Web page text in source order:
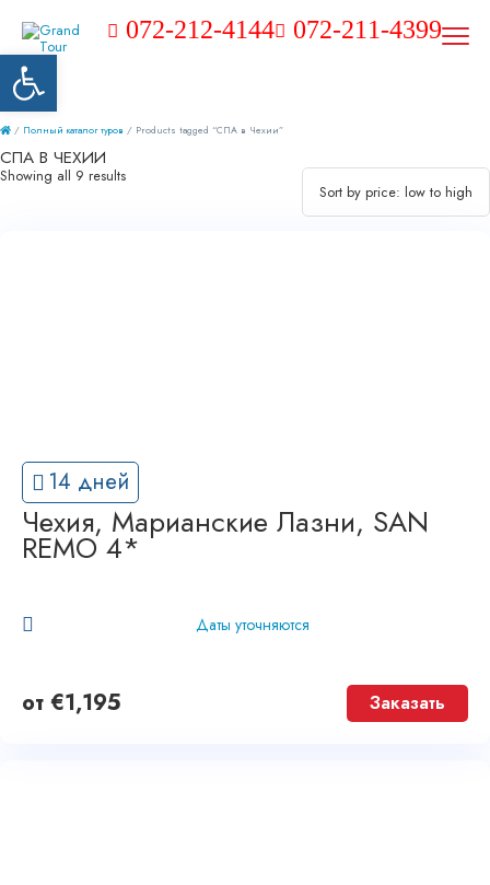
072-212-4144 072-211-4399
/ Полный каталог туров / Products tagged “СПА в Чехии”
СПА В ЧЕХИИ
Showing all 9 results
14 дней
Чехия, Марианские Лазни, SAN
REMO 4*
Даты уточняются
от €1,195 Заказать
Открыть панель инструментов